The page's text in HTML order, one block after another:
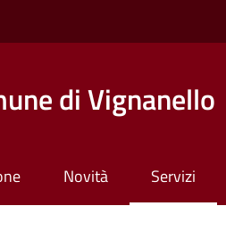
di Vignanello
Novità Servizi